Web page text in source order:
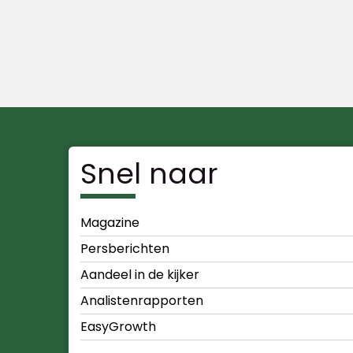
Snel naar
Magazine
Persberichten
Aandeel in de kijker
Analistenrapporten
EasyGrowth